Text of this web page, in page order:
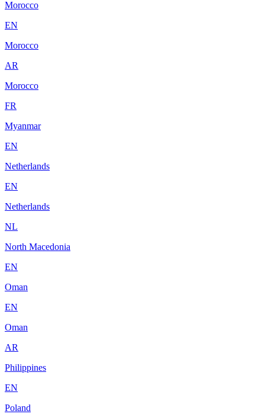
Morocco
EN
Morocco
AR
Morocco
FR
Myanmar
EN
Netherlands
EN
Netherlands
NL
North Macedonia
EN
Oman
EN
Oman
AR
Philippines
EN
Poland